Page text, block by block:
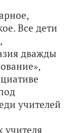
Все дети
дважды
учителей
учителя